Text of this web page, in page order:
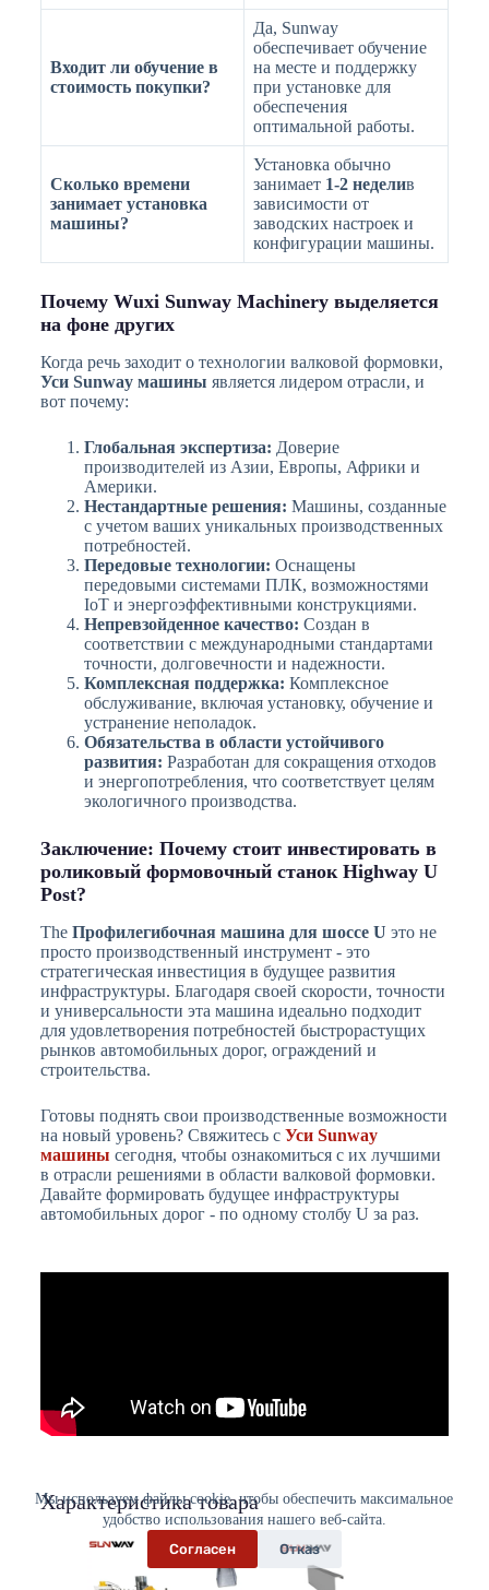
Мы используем файлы cookie, чтобы обеспечить максимальное
удобство использования нашего веб-сайта.
Согласен
Отказ
Входит ли обучение в
стоимость покупки?
Да, Sunway
обеспечивает обучение
на месте и поддержку
при установке для
обеспечения
оптимальной работы.
Сколько времени
занимает установка
машины?
Установка обычно
занимает 1-2 неделив
зависимости от
заводских настроек и
конфигурации машины.
Почему Wuxi Sunway Machinery выделяется
на фоне других
Когда речь заходит о технологии валковой формовки,
Уси Sunway машины является лидером отрасли, и
вот почему:
Глобальная экспертиза: Доверие
производителей из Азии, Европы, Африки и
Америки.
Нестандартные решения: Машины, созданные
с учетом ваших уникальных производственных
потребностей.
Передовые технологии: Оснащены
передовыми системами ПЛК, возможностями
IoT и энергоэффективными конструкциями.
Непревзойденное качество: Создан в
соответствии с международными стандартами
точности, долговечности и надежности.
Комплексная поддержка: Комплексное
обслуживание, включая установку, обучение и
устранение неполадок.
Обязательства в области устойчивого
развития: Разработан для сокращения отходов
и энергопотребления, что соответствует целям
экологичного производства.
Заключение: Почему стоит инвестировать в
роликовый формовочный станок Highway U
Post?
The Профилегибочная машина для шоссе U это не
просто производственный инструмент - это
стратегическая инвестиция в будущее развития
инфраструктуры. Благодаря своей скорости, точности
и универсальности эта машина идеально подходит
для удовлетворения потребностей быстрорастущих
рынков автомобильных дорог, ограждений и
строительства.
Готовы поднять свои производственные возможности
на новый уровень? Свяжитесь с Уси Sunway
машины сегодня, чтобы ознакомиться с их лучшими
в отрасли решениями в области валковой формовки.
Давайте формировать будущее инфраструктуры
автомобильных дорог - по одному столбу U за раз.
Характеристика товара